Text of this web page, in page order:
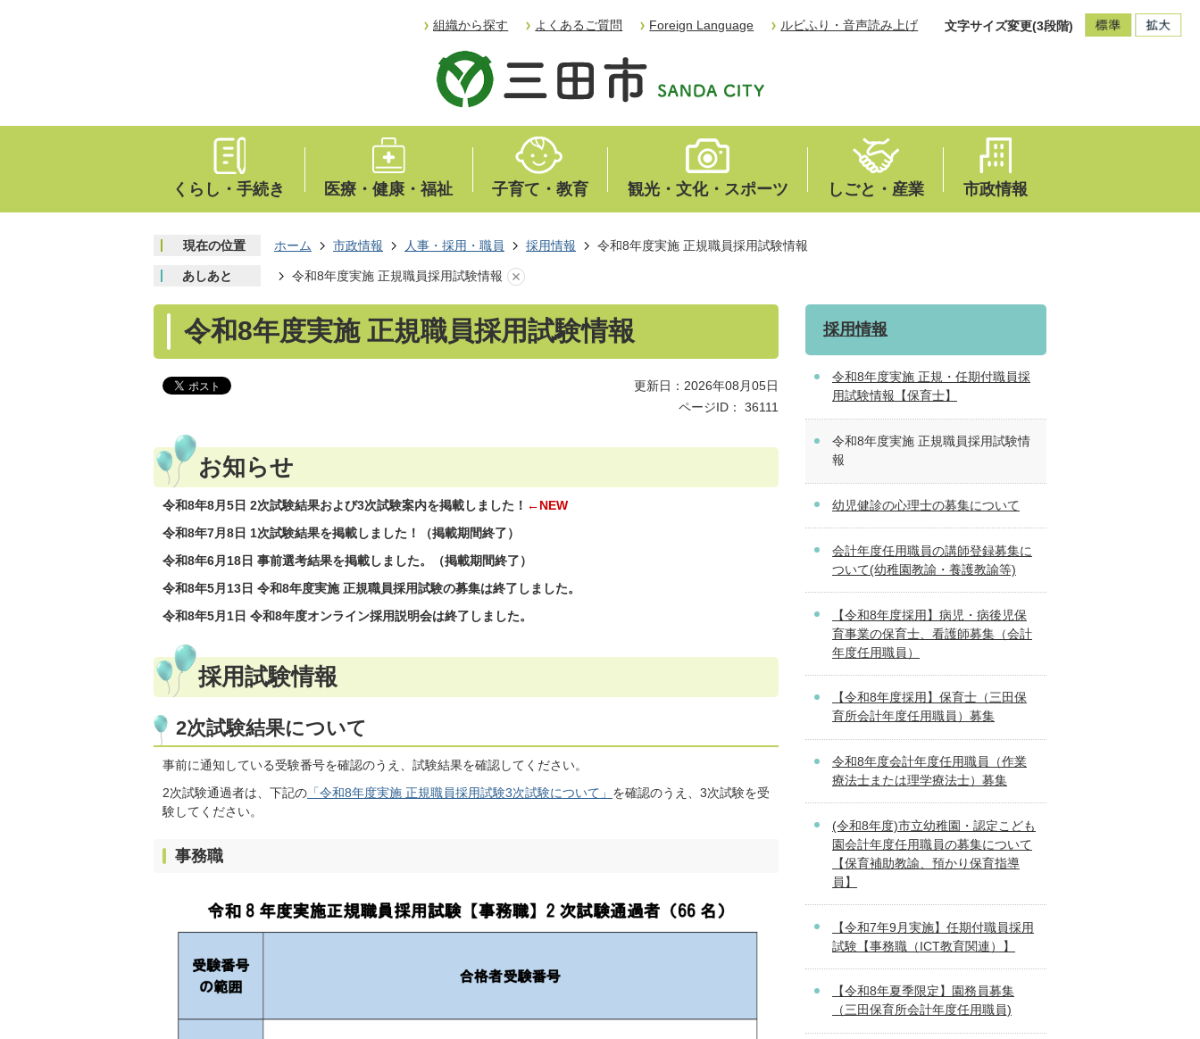
組織から探す よくあるご質問 Foreign Language ルビふり・音声読み上げ 文字サイズ変更(3段階)
くらし・手続き 医療・健康・福祉 子育て・教育 観光・文化・スポーツ しごと・産業 市政情報
現在の位置 ホーム 市政情報 人事・採用・職員 採用情報 令和8年度実施 正規職員採用試験情報
あしあと 令和8年度実施 正規職員採用試験情報
令和8年度実施 正規職員採用試験情報
更新日：2026年08月05日
ページID：
36111
お知らせ
令和8年8月5日 2次試験結果および3次試験案内を掲載しました！ ←NEW
令和8年7月8日 1次試験結果を掲載しました！（掲載期間終了）
令和8年6月18日 事前選考結果を掲載しました。（掲載期間終了）
令和8年5月13日 令和8年度実施 正規職員採用試験の募集は終了しました。
令和8年5月1日 令和8年度オンライン採用説明会は終了しました。
採用試験情報
2次試験結果について
事前に通知している受験番号を確認のうえ、試験結果を確認してください。
2次試験通過者は、下記の 「令和8年度実施 正規職員採用試験3次試験について」 を確認のうえ、3次試験を受
験してください。
事務職
採用情報
令和8年度実施 正規・任期付職員採
用試験情報【保育士】
令和8年度実施 正規職員採用試験情
報
幼児健診の心理士の募集について
会計年度任用職員の講師登録募集に
ついて(幼稚園教諭・養護教諭等)
【令和8年度採用】病児・病後児保
育事業の保育士、看護師募集（会計
年度任用職員）
【令和8年度採用】保育士（三田保
育所会計年度任用職員）募集
令和8年度会計年度任用職員（作業
療法士または理学療法士）募集
(令和8年度)市立幼稚園・認定こども
園会計年度任用職員の募集について
【保育補助教諭、預かり保育指導
員】
【令和7年9月実施】任期付職員採用
試験【事務職（ICT教育関連）】
【令和8年夏季限定】園務員募集
（三田保育所会計年度任用職員)